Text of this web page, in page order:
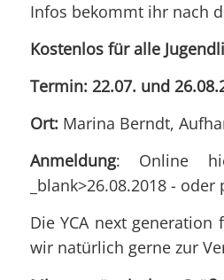
Infos bekommt ihr nach
Kostenlos für alle
Termin: 22.07. und
Ort: Marina Berndt,
Anmeldung: Online
_blank>26.08.2018 -
Die YCA next
wir natürlich gerne zur